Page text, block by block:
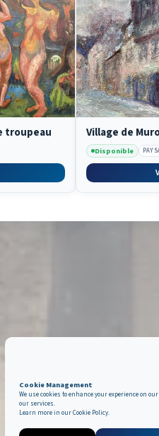
troupeau Village de
Disponible
Cookie Management
We use cookies to enhance your experience on
our services.
Learn more in ourCookie Policy.